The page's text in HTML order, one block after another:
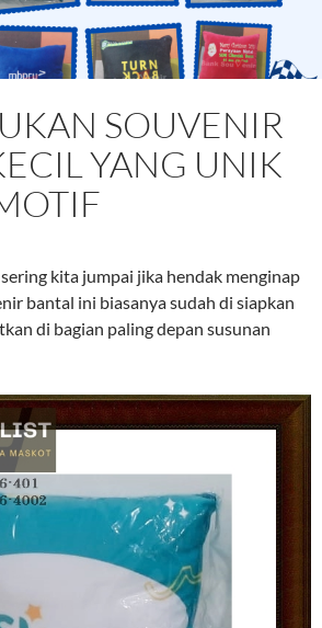
SOUVENIR
YANG UNIK
kita jumpai jika hendak menginap
bantal ini biasanya sudah di siapkan
di bagian paling depan susunan